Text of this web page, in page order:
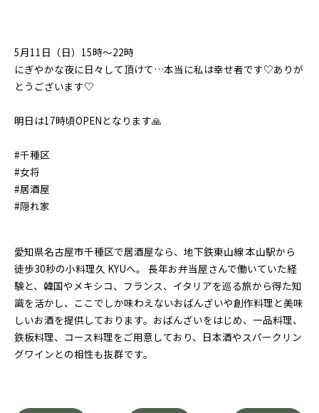
5月11日（日）15時〜22時
にぎやかな夜に日々して頂けて…本当に私は幸せ者です♡ありが
とうございます♡
明日は17時頃OPENとなります🙏
#千種区
#女将
#居酒屋
#隠れ家
愛知県名古屋市千種区で居酒屋なら、地下鉄東山線 本山駅から
徒歩30秒の小料理久 KYUへ。 長年お弁当屋さんで働いていた経
験と、韓国やメキシコ、フランス、イタリアを巡る旅から得た知
識を活かし、ここでしか味わえないおばんざいや創作料理と美味
しいお酒を提供しております。おばんざいをはじめ、一品料理、
鉄板料理、コース料理をご用意しており、日本酒やスパークリン
グワインとの相性も抜群です。